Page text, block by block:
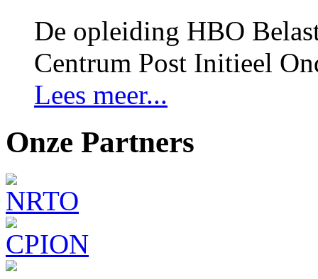
De opleiding HBO
Centrum Post Initieel
Lees meer...
Onze Partners